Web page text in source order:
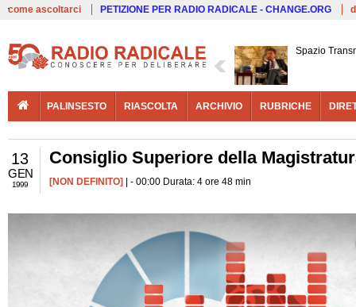
come ascoltarci PETIZIONE PER RADIO RADICALE - CHANGE.ORG
Spazio
PALINSESTO RIASCOLTA ARCHIVIO RUBRICHE
13
GEN
1999
Consiglio Superiore della
[NON DEFINITO] | - 00:00 Durata: 4 ore 48 min